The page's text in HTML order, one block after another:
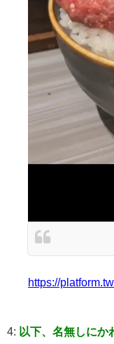
https://
4: 以下、名無しにか